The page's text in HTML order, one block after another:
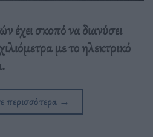
έχει σκοπό να διανύσει
με το ηλεκτρικό
περισσότερα →